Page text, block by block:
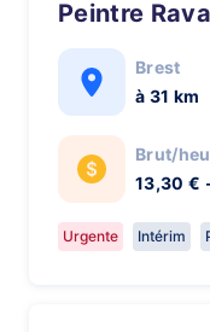
Peintre
Brest
à 31 km
Brut/
13,30 €
Urgente Intérim